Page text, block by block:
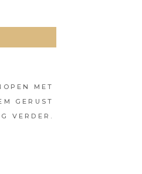
MET
GERUST
VERDER.